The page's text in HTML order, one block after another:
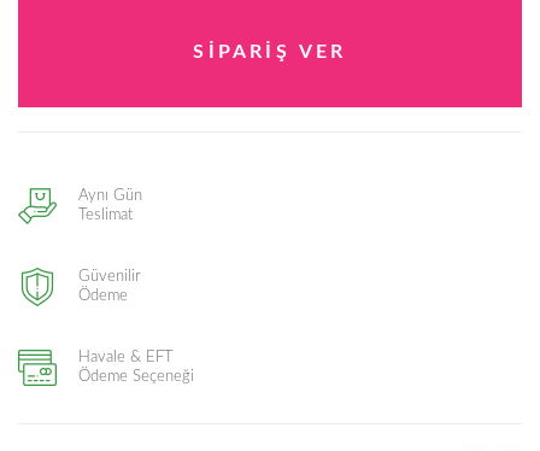
Aynı Gün
Teslimat
Güvenilir
Ödeme
Havale & EFT
Ödeme Seçeneği